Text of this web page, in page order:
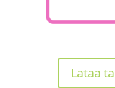
Lataa